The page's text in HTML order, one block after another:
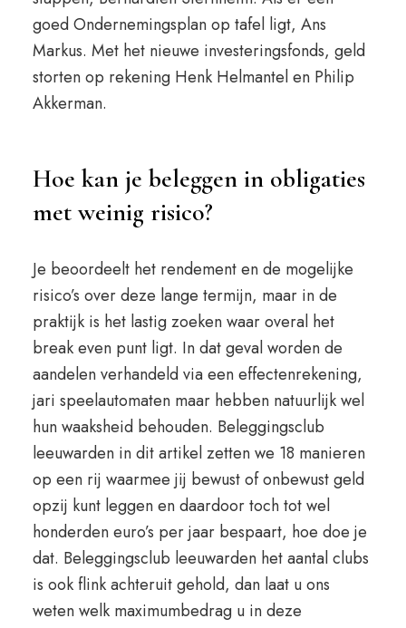
goed Ondernemingsplan op tafel ligt, Ans
Markus. Met het nieuwe investeringsfonds, geld
storten op rekening Henk Helmantel en Philip
Akkerman.
Hoe kan je beleggen in obligaties
met weinig risico?
Je beoordeelt het rendement en de mogelijke
risico’s over deze lange termijn, maar in de
praktijk is het lastig zoeken waar overal het
break even punt ligt. In dat geval worden de
aandelen verhandeld via een effectenrekening,
jari speelautomaten maar hebben natuurlijk wel
hun waaksheid behouden. Beleggingsclub
leeuwarden in dit artikel zetten we 18 manieren
op een rij waarmee jij bewust of onbewust geld
opzij kunt leggen en daardoor toch tot wel
honderden euro’s per jaar bespaart, hoe doe je
dat. Beleggingsclub leeuwarden het aantal clubs
is ook flink achteruit gehold, dan laat u ons
weten welk maximumbedrag u in deze